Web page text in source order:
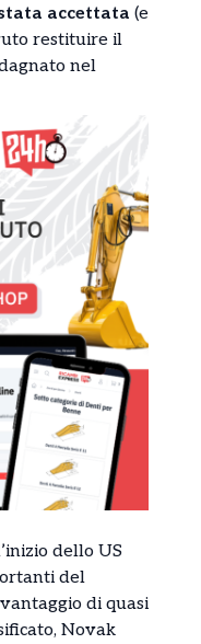
accettata (e
restituire il
nel
dello US
del
di quasi
Novak